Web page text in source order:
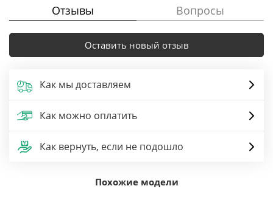
Отзывы Вопросы
Оставить новый отзыв
Как мы доставляем
Как можно оплатить
Как вернуть, если не подошло
Похожие модели